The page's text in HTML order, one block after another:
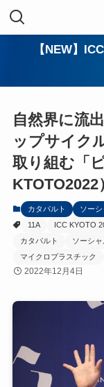
【NEW】
自然界に流
ップサイク
取り組む「
KTOTO2022
カタパルト
ソー
11A
ICC KYOTO
カタパルト
ソーシ
マイクロプラスチック
2022年12月4日